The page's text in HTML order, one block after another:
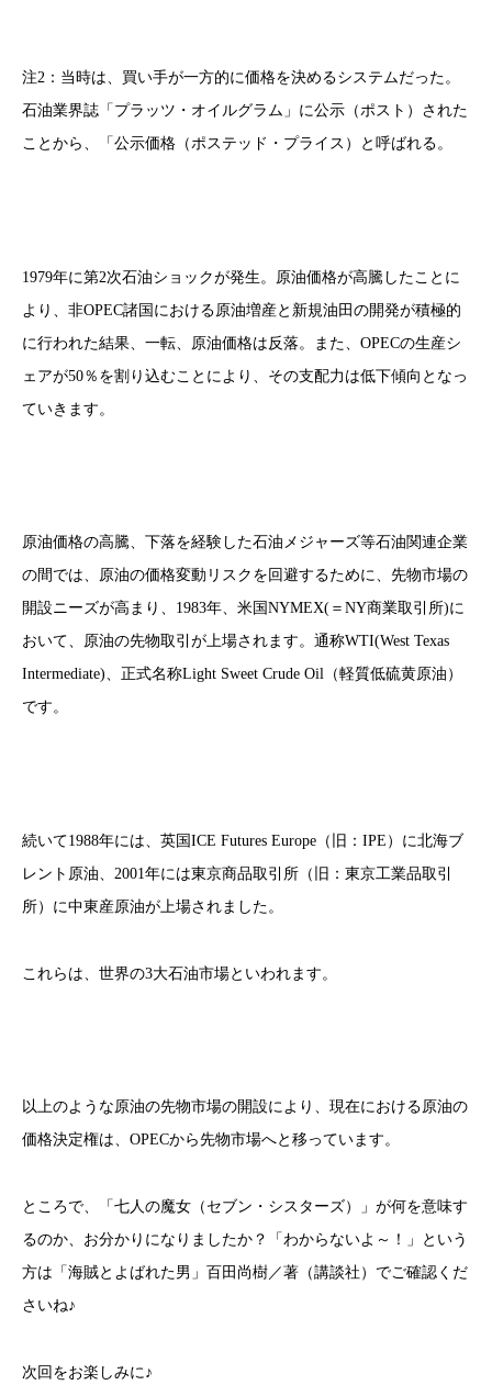
注2：当時は、買い手が一方的に価格を決めるシステムだった。
石油業界誌「プラッツ・オイルグラム」に公示（ポスト）された
ことから、「公示価格（ポステッド・プライス）と呼ばれる。
1979年に第2次石油ショックが発生。原油価格が高騰したことに
より、非OPEC諸国における原油増産と新規油田の開発が積極的
に行われた結果、一転、原油価格は反落。また、OPECの生産シ
ェアが50％を割り込むことにより、その支配力は低下傾向となっ
ていきます。
原油価格の高騰、下落を経験した石油メジャーズ等石油関連企業
の間では、原油の価格変動リスクを回避するために、先物市場の
開設ニーズが高まり、1983年、米国NYMEX(＝NY商業取引所)に
おいて、原油の先物取引が上場されます。通称WTI(West Texas
Intermediate)、正式名称Light Sweet Crude Oil（軽質低硫黄原油）
です。
続いて1988年には、英国ICE Futures Europe（旧：IPE）に北海ブ
レント原油、2001年には東京商品取引所（旧：東京工業品取引
所）に中東産原油が上場されました。
これらは、世界の3大石油市場といわれます。
以上のような原油の先物市場の開設により、現在における原油の
価格決定権は、OPECから先物市場へと移っています。
ところで、「七人の魔女（セブン・シスターズ）」が何を意味す
るのか、お分かりになりましたか？「わからないよ～！」という
方は「海賊とよばれた男」百田尚樹／著（講談社）でご確認くだ
さいね♪
次回をお楽しみに♪